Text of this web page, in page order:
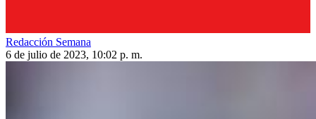
Redacción Semana
6 de julio de 2023, 10:02 p. m.